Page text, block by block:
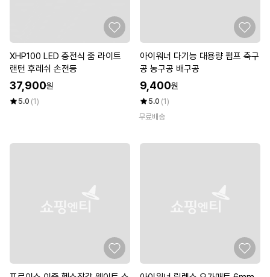
XHP100 LED 충전식 줌 라이트
랜턴 후레쉬 손전등
37,900원
5.0 (1)
아이워너 다기능 대용량 펌프 축구
공 농구공 배구공
9,400원
5.0 (1)
무료배송